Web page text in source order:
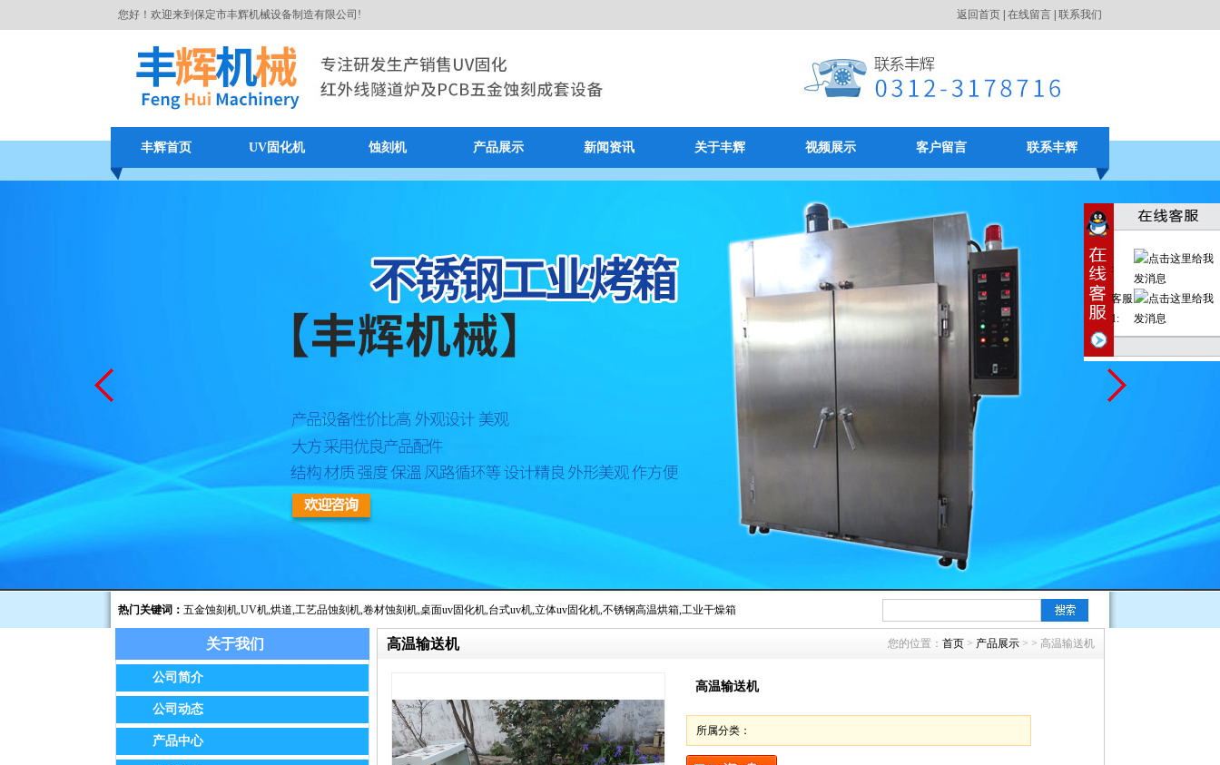
您好！欢迎来到保定市丰辉机械设备制造有限公司! 返回首页 在线留言 联系我们
丰辉首页 UV固化机 蚀刻机 产品展示 新闻资讯 关于丰辉 视频展示 客户留言 联系丰辉
热门关键词： 五金蚀刻机,UV机,烘道,工艺品蚀刻机,卷材蚀刻机,桌面uv固化机,台式uv机,立体uv固化机,不锈钢高温烘箱,工业干燥箱
公告：我公司已于2014年8月经保定市工商局批准正式更名为保定市丰辉机械设备制造有限公司
关于我们
公司简介
公司动态
产品中心
高温输送机 您的位置： 首页 > 产品展示 > > 高温输送机
高温输送机
所属分类：
:
客服
1: